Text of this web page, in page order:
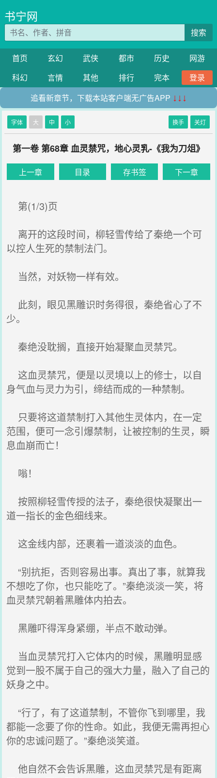
书宁网
搜索
首页 玄幻 武侠 都市 历史
网游
科幻
言情 其他 排行 完本
登录
追看新章节，下载本站客户端无广告APP ↓↓↓
字体 大 中 小 换手 关灯
第一卷 第68章 血灵禁咒，地心灵乳-《我为刀俎》
上一章 目录 存书签 下一章
第(1/3)页
离开的这段时间，柳轻雪传给了秦绝一个可
以控人生死的禁制法门。
当然，对妖物一样有效。
此刻，眼见黑雕识时务得很，秦绝省心了不
少。
秦绝没耽搁，直接开始凝聚血灵禁咒。
这血灵禁咒，便是以灵境以上的修士，以自
身气血与灵力为引，缔结而成的一种禁制。
只要将这道禁制打入其他生灵体内，在一定
范围，便可一念引爆禁制，让被控制的生灵，瞬
息血崩而亡！
嗡！
按照柳轻雪传授的法子，秦绝很快凝聚出一
道一指长的金色细线来。
这金线内部，还裹着一道淡淡的血色。
“别抗拒，否则容易出事。真出了事，就算我
不想吃了你，也只能吃了。”秦绝淡淡一笑，将
血灵禁咒朝着黑雕体内拍去。
黑雕吓得浑身紧绷，半点不敢动弹。
当血灵禁咒打入它体内的时候，黑雕明显感
觉到一股不属于自己的强大力量，融入了自己的
妖身之中。
“行了，有了这道禁制，不管你飞到哪里，我
都能一念要了你的性命。如此，我便无需再担心
你的忠诚问题了。”秦绝淡笑道。
他自然不会告诉黑雕，这血灵禁咒是有距离